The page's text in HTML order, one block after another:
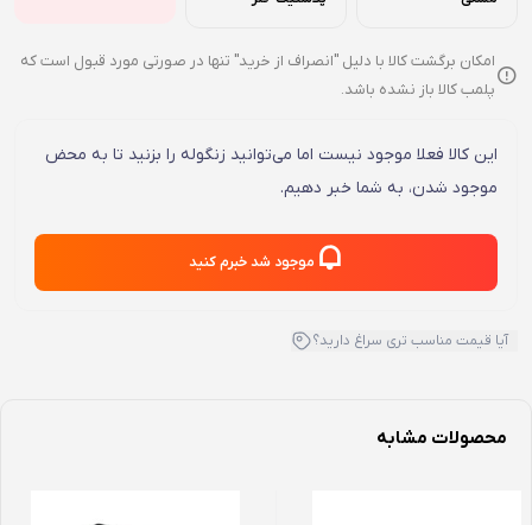
امکان برگشت کالا با دلیل "انصراف از خرید" تنها در صورتی مورد قبول است که
پلمب کالا باز نشده باشد.
این کالا فعلا موجود نیست اما می‌توانید زنگوله را بزنید تا به محض
موجود شدن، به شما خبر دهیم.
موجود شد خبرم کنید
آیا قیمت مناسب تری سراغ دارید؟
محصولات مشابه